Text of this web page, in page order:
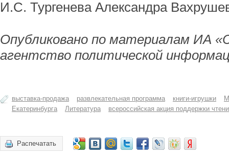
И.С. Тургенева Александра
Опубликовано по материалам ИА
агентство политической
выставка-продажа развлекательная программа книги-игрушки
Екатеринбурга
Литература всероссийская акция поддержки
Распечатать